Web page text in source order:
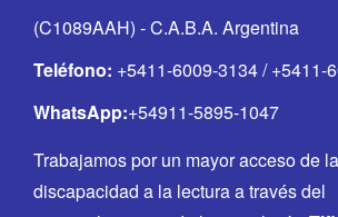
(C1089AAH) - C.A.B.A. Argentina
Teléfono: +5411-6009-3134 / +5411-
WhatsApp:+54911-5895-1047
Trabajamos por un mayor acceso de
discapacidad a la lectura a través del